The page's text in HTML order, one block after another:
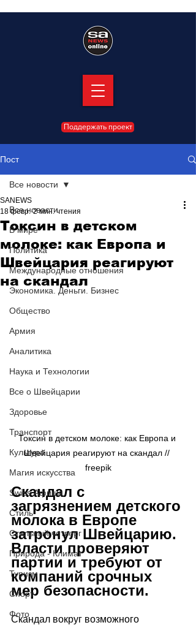
Поддержать проект
Пост
Все новости
В мире
Политика
Международные отношения
Экономика. Деньги. Бизнес
Общество
Армия
Аналитика
Наука и Технологии
Все о Швейцарии
Здоровье
Транспорт
Культура
Магия искусства
Swiss Афиша
Стиль
Стильный четверг
Природа - Климат
Туризм
Спорт
Фото
Все новости
Токсин в детском
молоке: как Европа и
Швейцария реагируют
на скандал
SANEWS
18 февр. 2 мин. чтения
Токсин в детском молоке: как Европа и
Швейцария реагируют на скандал //
freepik
Скандал с
загрязнением детского
молока в Европе
затронул Швейцарию.
Власти проверяют
партии и требуют от
компаний срочных
мер безопасности.
Скандал вокруг возможного